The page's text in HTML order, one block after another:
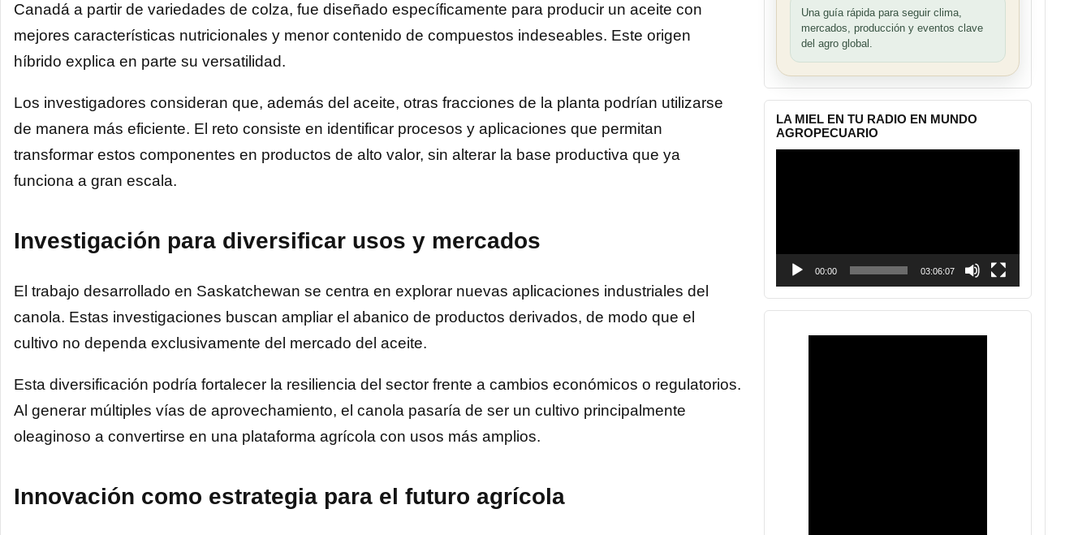
Canadá a partir de variedades de colza, fue diseñado específicamente para producir un aceite con
mejores características nutricionales y menor contenido de compuestos indeseables. Este origen
híbrido explica en parte su versatilidad.
Los investigadores consideran que, además del aceite, otras fracciones de la planta podrían utilizarse
de manera más eficiente. El reto consiste en identificar procesos y aplicaciones que permitan
transformar estos componentes en productos de alto valor, sin alterar la base productiva que ya
funciona a gran escala.
Investigación para diversificar usos y mercados
El trabajo desarrollado en Saskatchewan se centra en explorar nuevas aplicaciones industriales del
canola. Estas investigaciones buscan ampliar el abanico de productos derivados, de modo que el
cultivo no dependa exclusivamente del mercado del aceite.
Esta diversificación podría fortalecer la resiliencia del sector frente a cambios económicos o regulatorios.
Al generar múltiples vías de aprovechamiento, el canola pasaría de ser un cultivo principalmente
oleaginoso a convertirse en una plataforma agrícola con usos más amplios.
Innovación como estrategia para el futuro agrícola
Una guía rápida para seguir clima,
mercados, producción y eventos clave
del agro global.
LA MIEL EN TU RADIO EN MUNDO
AGROPECUARIO
00:00 03:06:07